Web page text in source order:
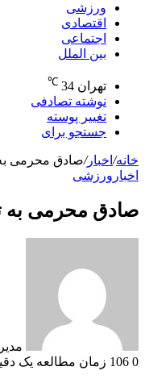
ورزشی
اقتصادی
اجتماعی
بین الملل
تهران 34
℃
نوشته تصادفی
تغییر پوسته
جستجو برای
خانه/ اخبار/صادق محرمی
اخبار ورزشی
صادق محرمی به
0
زمان مطالعه یک